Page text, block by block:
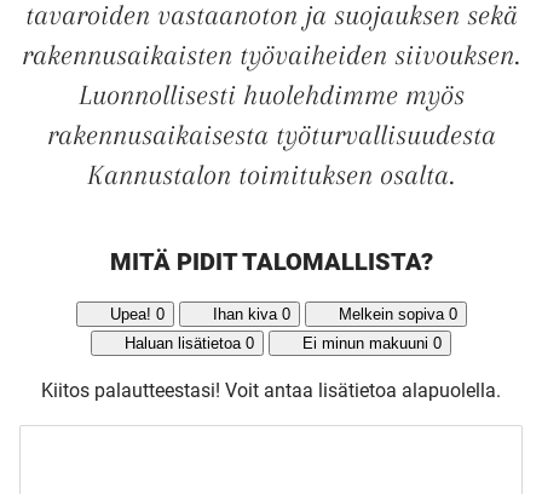
tavaroiden vastaanoton ja suojauksen sekä
rakennusaikaisten työvaiheiden siivouksen.
Luonnollisesti huolehdimme myös
rakennusaikaisesta työturvallisuudesta
Kannustalon toimituksen osalta.
MITÄ PIDIT TALOMALLISTA?
Upea! 0 Ihan kiva 0 Melkein sopiva 0
Haluan lisätietoa 0 Ei minun makuuni 0
Kiitos palautteestasi! Voit antaa lisätietoa alapuolella.
TALOKIRJA ON
JULKAISTU